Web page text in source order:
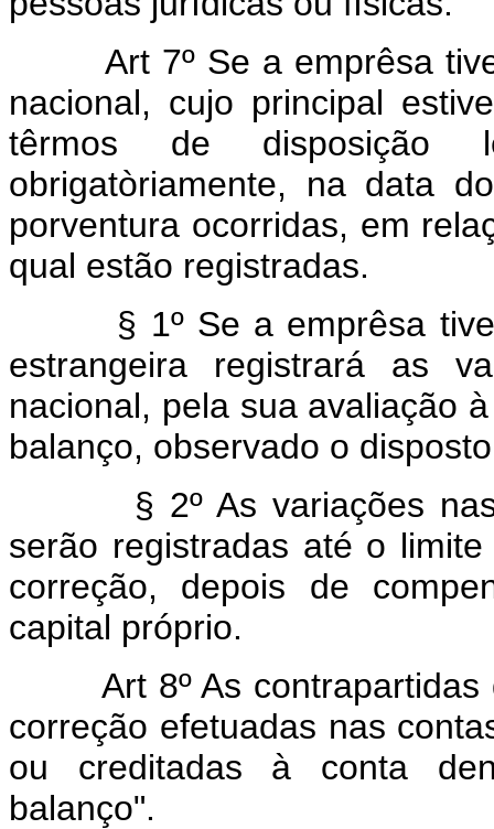
Art 7º Se a emprêsa
nacional, cujo principal
têrmos de disposição
obrigatòriamente, na data
porventura ocorridas, em
qual estão registradas.
§ 1º Se a emprêsa tiver
estrangeira registrará as
nacional, pela sua avaliação
balanço, observado o
§ 2º As variações nas
serão registradas até o
correção, depois de
capital próprio.
Art 8º As
correção efetuadas nas
ou creditadas à conta
balanço".